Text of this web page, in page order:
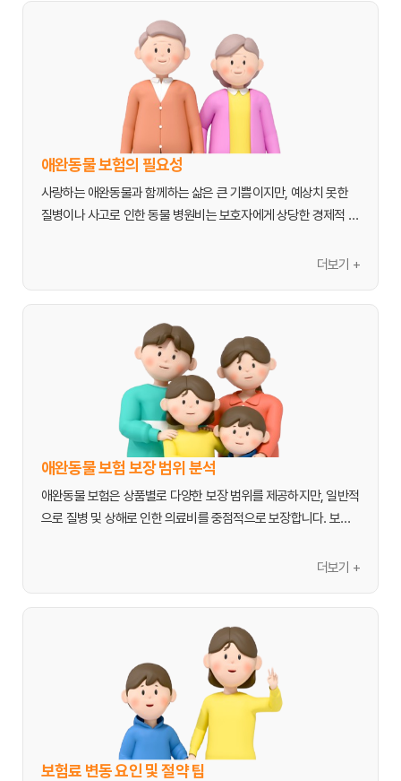
애완동물 보험의 필요성
사랑하는 애완동물과 함께하는 삶은 큰 기쁨이지만, 예상치 못한
질병이나 사고로 인한 동물 병원비는 보호자에게 상당한 경제적 부
위가 넓어지고 있지만, 이에 비례하여 진료비 또한 지속적으로 상
덜어주어, 반려동물이 아플 때 주저 없이 최적의 치료를 받을 수 있
도록 돕는 필수적인 보호 장치입니다.
통계에 따르면, 애완동물 한 마리당 연간 평균 의료비는 수십만원
에서 많게는 수백만원에 이르기도 합니다. 특히 만성 질환이나 큰
수술이 필요한 경우, 치료비는 더욱 가파르게 상승하여 보호자가
감당하기 어려운 수준에 도달할 수 있습니다. 예를 들어, 골절 수술
이나 암 치료는 수백만원을 호가하며, 입원비, 검사비, 약제비 등이
러한 갑작스러운 지출에 대비하여 보호자의 경제적 안정성을 확보
하고, 반려동물의 건강을 지속적으로 관리할 수 있는 환경을 제공
애완동물 보험은 단순히 금전적인 지원을 넘어, 반려동물이 아플
료 비용 때문에 사랑하는 가족의 생명을 포기해야 하는 비극을 막
고, 언제든 필요한 치료를 받을 수 있다는 마음의 평화를 선사합니
다. 미리 보험에 가입함으로써, 예상치 못한 상황에서도 반려동물
더보기 +
애완동물 보험 보장 범위 분석
애완동물 보험은 상품별로 다양한 보장 범위를 제공하지만, 일반적
으로 질병 및 상해로 인한 의료비를 중점적으로 보장합니다. 보호
등의 항목에 대해 보험사가 정해진 비율에 따라 보상해주는 방식입
수 있습니다.
- 진료비 및 검사비: 질병이나 상해로 인해 수의사의 진찰을 받고
진행되는 각종 검사(혈액 검사, X-ray, 초음파, MRI, CT 등) 비용을
보장합니다. 진단 과정에서 발생하는 필수 비용들이 포함됩니다.
- 수술비 및 입원비: 중대한 질병이나 사고로 인한 수술 비용과 수
술 후 회복을 위한 입원 비용을 보장합니다. 오랜 기간 입원이 필요
더보기 +
보험료 변동 요인 및 절약 팁